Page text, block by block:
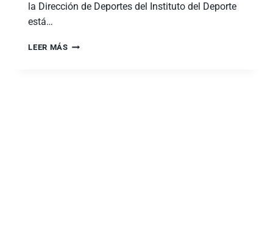
la Dirección de Deportes del Instituto del Deporte
está…
LEER MÁS